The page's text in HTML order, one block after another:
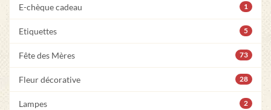
E-chèque cadeau 1
Etiquettes 5
Fête des Mères 73
Fleur décorative 28
Lampes 2